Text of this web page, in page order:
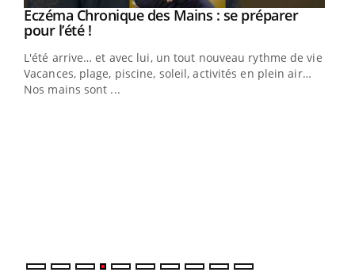
Youtube
Eczéma Chronique des Mains : se préparer
pour l’été !Youtube
L'été arrive… et avec lui, un tout nouveau rythme de vie !
Vacances, plage, piscine, soleil, activités en plein air…
Nos mains sont ...